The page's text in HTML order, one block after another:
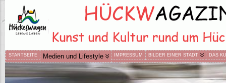
STARTSEITE Medien und Lifestyle IMPRESSUM BILDER EINER STADT DAS